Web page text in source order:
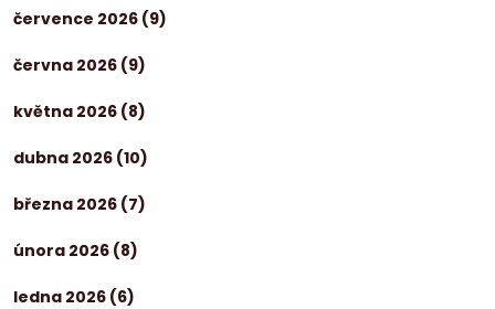
července 2026 (9)
června 2026 (9)
května 2026 (8)
dubna 2026 (10)
března 2026 (7)
února 2026 (8)
ledna 2026 (6)